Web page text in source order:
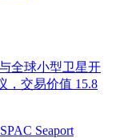
全球小型卫星开
，交易价值 15.8
Seaport